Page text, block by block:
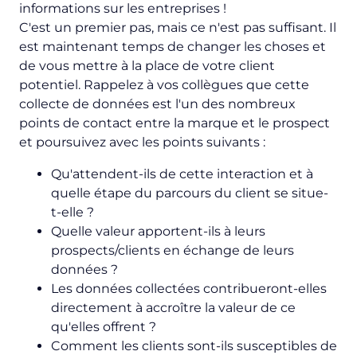
informations sur les entreprises !
C'est un premier pas, mais ce n'est pas suffisant. Il
est maintenant temps de changer les choses et
de vous mettre à la place de votre client
potentiel. Rappelez à vos collègues que cette
collecte de données est l'un des nombreux
points de contact entre la marque et le prospect
et poursuivez avec les points suivants :
Qu'attendent-ils de cette interaction et à
quelle étape du parcours du client se situe-
t-elle ?
Quelle valeur apportent-ils à leurs
prospects/clients en échange de leurs
données ?
Les données collectées contribueront-elles
directement à accroître la valeur de ce
qu'elles offrent ?
Comment les clients sont-ils susceptibles de